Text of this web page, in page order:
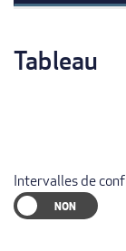
Tableau
Intervalles de